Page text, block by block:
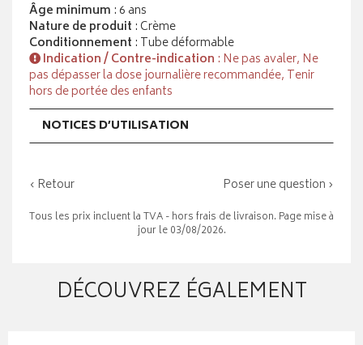
Âge minimum : 6 ans
Nature de produit : Crème
Conditionnement : Tube déformable
Indication / Contre-indication : Ne pas avaler, Ne
pas dépasser la dose journalière recommandée, Tenir
hors de portée des enfants
NOTICES D’UTILISATION
‹ Retour Poser une question ›
Tous les prix incluent la TVA - hors frais de livraison. Page mise à
jour le 03/08/2026.
DÉCOUVREZ ÉGALEMENT